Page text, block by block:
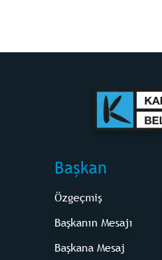
Başkan
Özgeçmiş
Başkanın Mesajı
Başkana Mesaj